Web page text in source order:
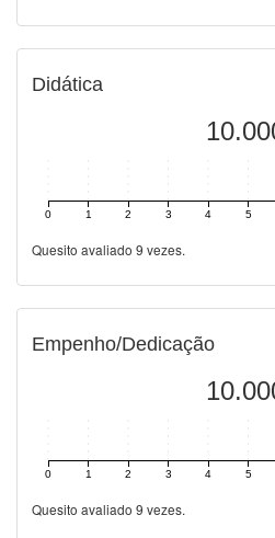
Didática
0 1 2 3 4 5
Quesito avaliado 9 vezes.
Empenho/Dedicação
0 1 2 3 4 5
Quesito avaliado 9 vezes.